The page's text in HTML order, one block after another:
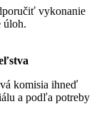
vykonanie
úloh.
komisia ihneď
a podľa potreby